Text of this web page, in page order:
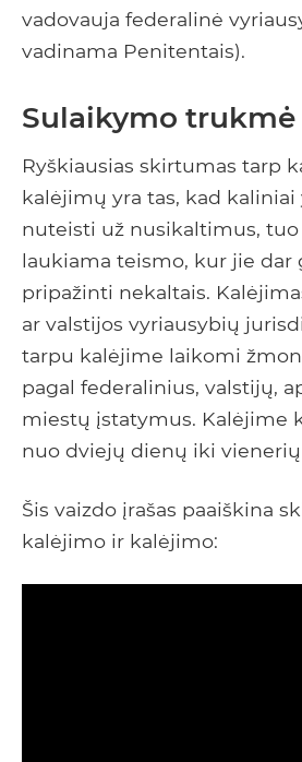
vadovauja federalinė
vadinama Penitentais).
Sulaikymo trukmė
Ryškiausias skirtumas tarp
kalėjimų yra tas, kad
nuteisti už nusikaltimus,
laukiama teismo, kur jie dar
pripažinti nekaltais.
ar valstijos vyriausybių
tarpu kalėjime laikomi
pagal federalinius, valstijų,
miestų įstatymus. Kalėjime
nuo dviejų dienų iki
Šis vaizdo įrašas paaiškina
kalėjimo ir kalėjimo: